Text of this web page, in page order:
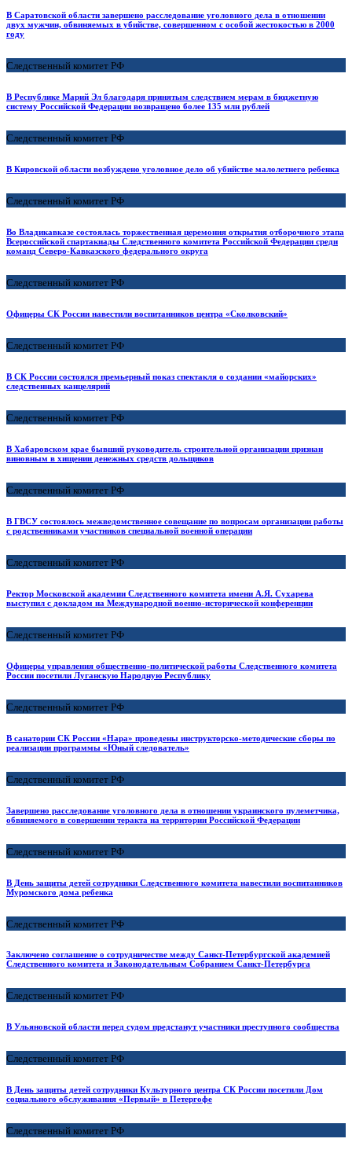
В Саратовской области завершено расследование уголовного дела в отношении
двух мужчин, обвиняемых в убийстве, совершенном с особой жестокостью в 2000
году
Следственный комитет РФ
В Республике Марий Эл благодаря принятым следствием мерам в бюджетную
систему Российской Федерации возвращено более 135 млн рублей
Следственный комитет РФ
В Кировской области возбуждено уголовное дело об убийстве малолетнего ребенка
Следственный комитет РФ
Во Владикавказе состоялась торжественная церемония открытия отборочного этапа
Всероссийской спартакиады Следственного комитета Российской Федерации среди
команд Северо-Кавказского федерального округа
Следственный комитет РФ
Офицеры СК России навестили воспитанников центра «Сколковский»
Следственный комитет РФ
В СК России состоялся премьерный показ спектакля о создании «майорских»
следственных канцелярий
Следственный комитет РФ
В Хабаровском крае бывший руководитель строительной организации признан
виновным в хищении денежных средств дольщиков
Следственный комитет РФ
В ГВСУ состоялось межведомственное совещание по вопросам организации работы
с родственниками участников специальной военной операции
Следственный комитет РФ
Ректор Московской академии Следственного комитета имени А.Я. Сухарева
выступил с докладом на Международной военно-исторической конференции
Следственный комитет РФ
Офицеры управления общественно-политической работы Следственного комитета
России посетили Луганскую Народную Республику
Следственный комитет РФ
В санатории СК России «Нара» проведены инструкторско-методические сборы по
реализации программы «Юный следователь»
Следственный комитет РФ
Завершено расследование уголовного дела в отношении украинского пулеметчика,
обвиняемого в совершении теракта на территории Российской Федерации
Следственный комитет РФ
В День защиты детей сотрудники Следственного комитета навестили воспитанников
Муромского дома ребенка
Следственный комитет РФ
Заключено соглашение о сотрудничестве между Санкт-Петербургской академией
Следственного комитета и Законодательным Собранием Санкт-Петербурга
Следственный комитет РФ
В Ульяновской области перед судом предстанут участники преступного сообщества
Следственный комитет РФ
В День защиты детей сотрудники Культурного центра СК России посетили Дом
социального обслуживания «Первый» в Петергофе
Следственный комитет РФ